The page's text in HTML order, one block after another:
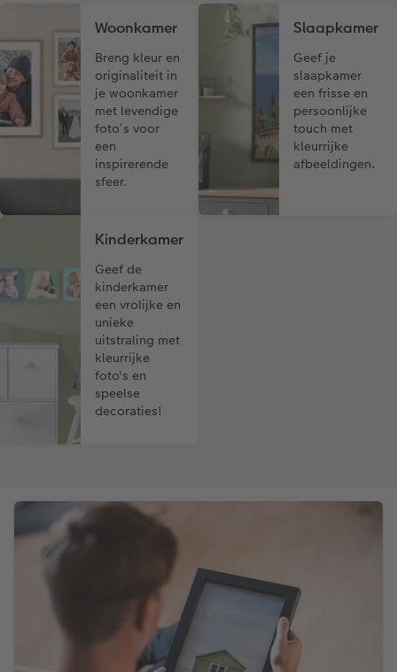
Woonkamer
Breng kleur en
originaliteit in
je woonkamer
met levendige
foto’s voor
een
inspirerende
sfeer.
Slaapkamer
Geef je
slaapkamer
een frisse en
persoonlijke
touch met
kleurrijke
afbeeldingen.
Kinderkamer
Geef de
kinderkamer
een vrolijke en
unieke
uitstraling met
kleurrijke
foto's en
speelse
decoraties!